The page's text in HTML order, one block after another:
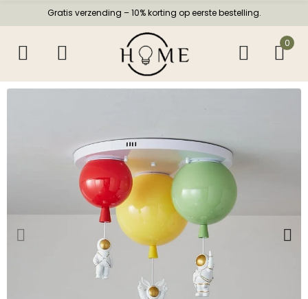
Gratis verzending – 10% korting op eerste bestelling.
0